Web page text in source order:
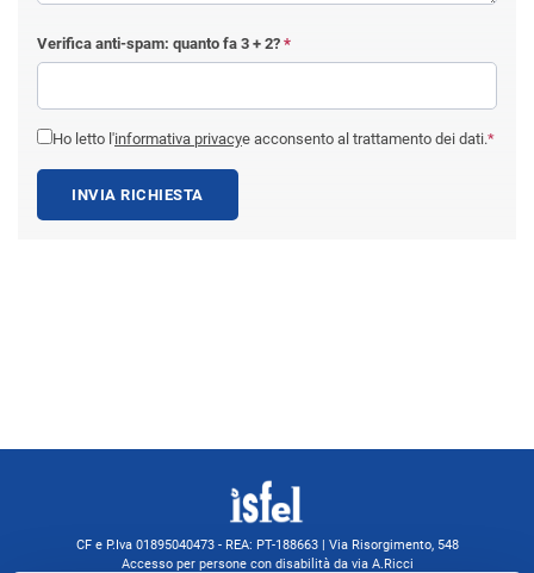
Verifica anti-spam: quanto fa 3 + 2? *
Ho letto l'informativa privacye acconsento al trattamento dei dati.*
INVIA RICHIESTA
CF e P.Iva 01895040473 - REA: PT-188663 | Via Risorgimento, 548
Accesso per persone con disabilità da via A.Ricci